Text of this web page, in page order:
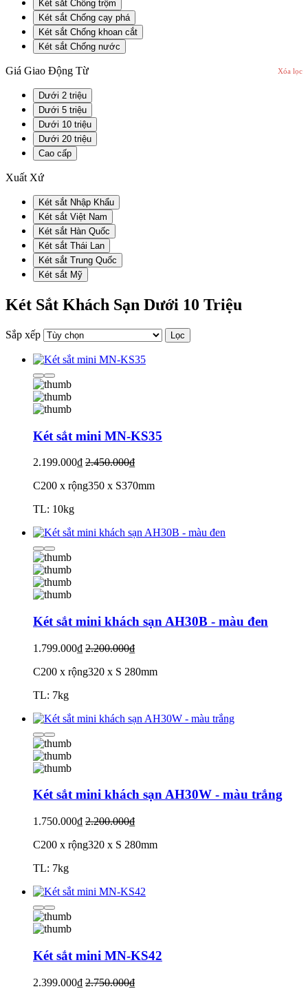
Két sắt Chống trộm
Két sắt Chống cạy phá
Két sắt Chống khoan cắt
Két sắt Chống nước
Giá Giao Động Từ Xóa lọc
Dưới 2 triệu
Dưới 5 triệu
Dưới 10 triệu
Dưới 20 triệu
Cao cấp
Xuất Xứ
Két sắt Nhập Khẩu
Két sắt Việt Nam
Két sắt Hàn Quốc
Két sắt Thái Lan
Két sắt Trung Quốc
Két sắt Mỹ
Két Sắt Khách Sạn Dưới 10 Triệu
Sắp xếp Lọc
Két sắt mini MN-KS35
2.199.000₫ 2.450.000₫
C200 x rộng350 x S370mm
TL: 10kg
Két sắt mini khách sạn AH30B - màu đen
1.799.000₫ 2.200.000₫
C200 x rộng320 x S 280mm
TL: 7kg
Két sắt mini khách sạn AH30W - màu trắng
1.750.000₫ 2.200.000₫
C200 x rộng320 x S 280mm
TL: 7kg
Két sắt mini MN-KS42
2.399.000₫ 2.750.000₫